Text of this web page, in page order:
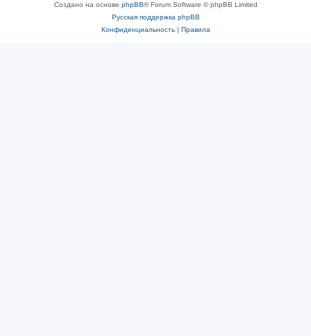
Создано на основе phpBB® Forum Software © phpBB Limited
Русская поддержка phpBB
Конфиденциальность| Правила